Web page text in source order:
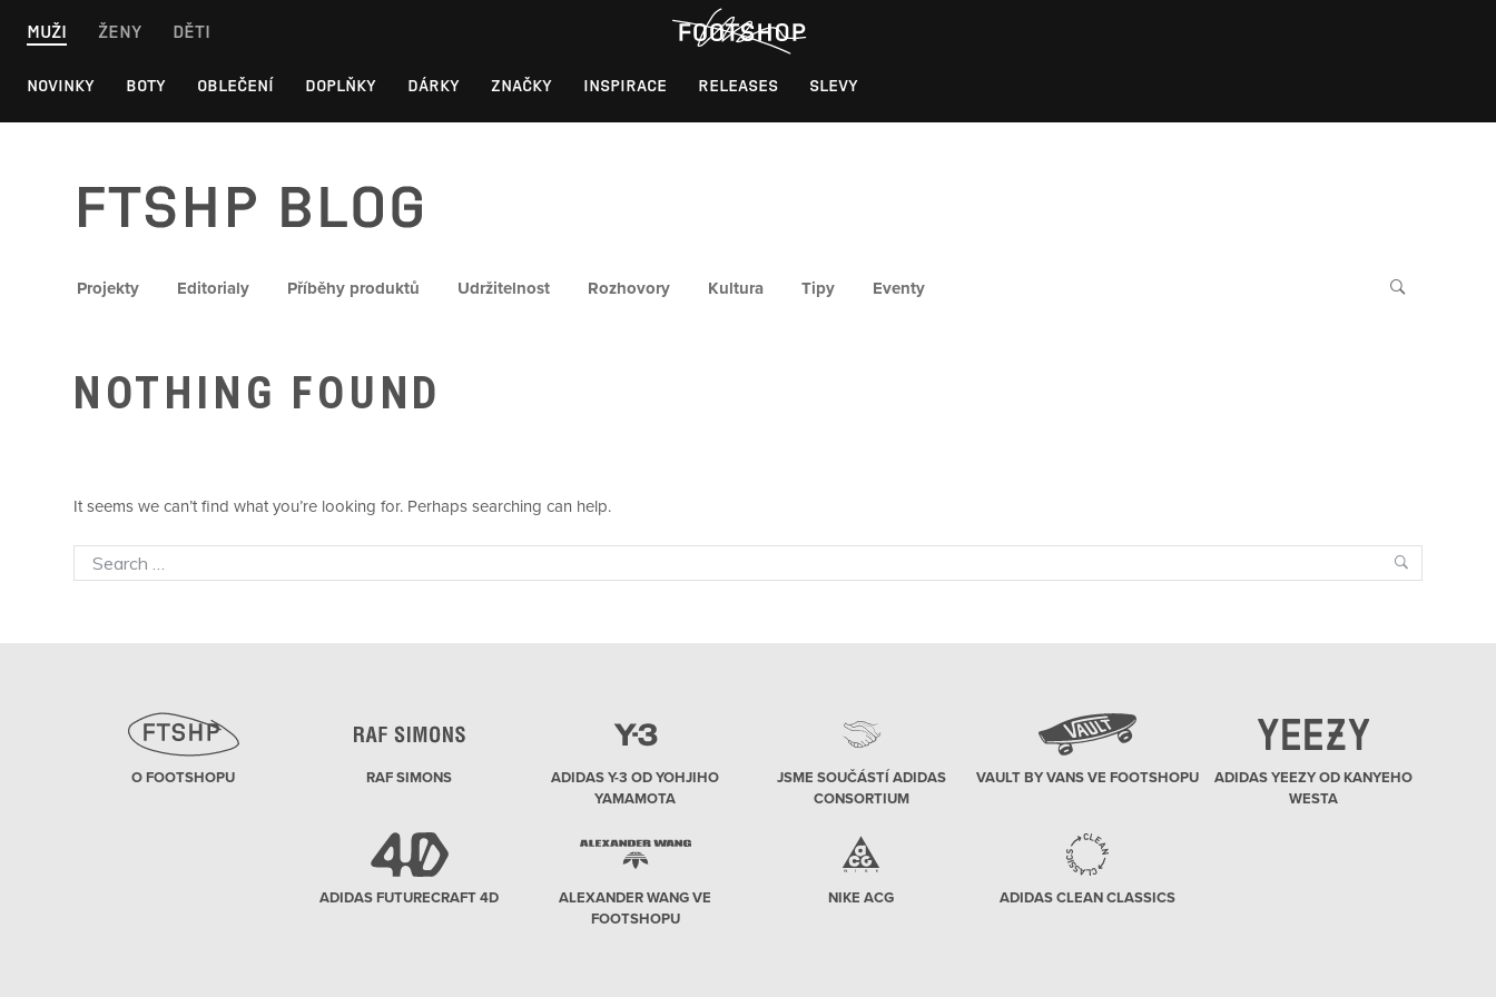
MUŽI ŽENY DĚTI
NOVINKY BOTY OBLEČENÍ DOPLŇKY DÁRKY ZNAČKY INSPIRACE RELEASES SLEVY
FTSHP blog
Projekty Editorialy Příběhy produktů Udržitelnost Rozhovory Kultura Tipy Eventy
NOTHING FOUND
It seems we can’t find what you’re looking for. Perhaps searching can help.
Search
for:
O FOOTSHOPU RAF SIMONS
ADIDAS Y-3 OD YOHJIHO
YAMAMOTA
JSME SOUČÁSTÍ ADIDAS
CONSORTIUM
VAULT BY VANS VE FOOTSHOPU
ADIDAS YEEZY OD KANYEHO
WESTA
ADIDAS FUTURECRAFT 4D
ALEXANDER WANG VE
FOOTSHOPU
NIKE ACG ADIDAS CLEAN CLASSICS